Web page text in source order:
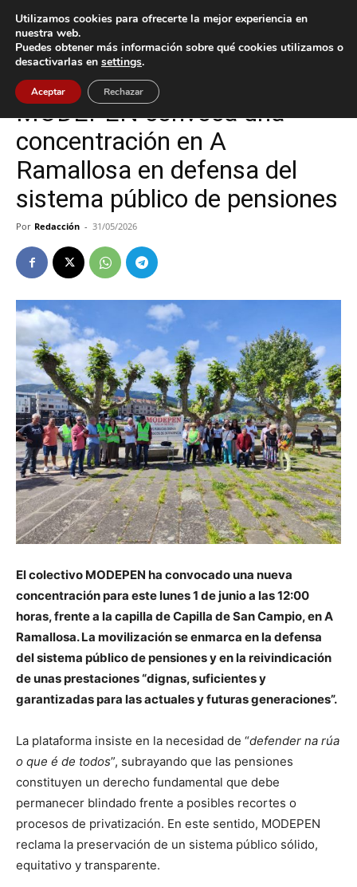
Inicio Nigrán
Nigrán
MODEPEN convoca una
concentración en A
Ramallosa en defensa del
sistema público de pensiones
Por Redacción - 31/05/2026
El colectivo MODEPEN ha convocado una nueva
concentración para este lunes 1 de junio a las 12:00
horas, frente a la capilla de Capilla de San Campio, en A
Ramallosa. La movilización se enmarca en la defensa
del sistema público de pensiones y en la reivindicación
de unas prestaciones “dignas, suficientes y
garantizadas para las actuales y futuras generaciones”.
La plataforma insiste en la necesidad de “defender na rúa
o que é de todos”, subrayando que las pensiones
constituyen un derecho fundamental que debe
permanecer blindado frente a posibles recortes o
procesos de privatización. En este sentido, MODEPEN
reclama la preservación de un sistema público sólido,
equitativo y transparente.
Utilizamos cookies para ofrecerte la mejor experiencia en
nuestra web.
Puedes obtener más información sobre qué cookies utilizamos o
desactivarlas en settings.
Aceptar Rechazar